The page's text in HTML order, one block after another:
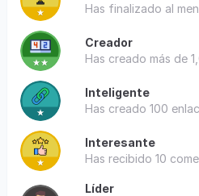
Has finalizado al
Creador
Has creado más de
Inteligente
Has creado 100
Interesante
Has recibido 10
Líder